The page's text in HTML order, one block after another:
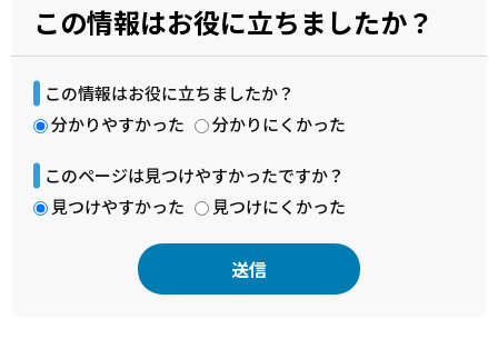
この情報はお役に立ちましたか？
この情報はお役に立ちましたか？
分かりやすかった
分かりにくかった
このページは見つけやすかったですか？
見つけやすかった
見つけにくかった